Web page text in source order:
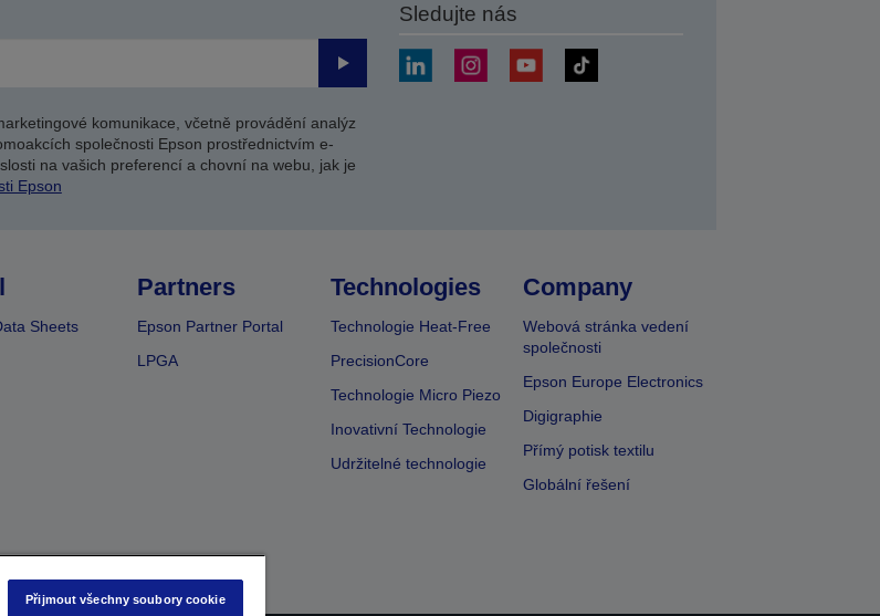
Odeslat
komunikace, včetně provádění analýz
společnosti Epson prostřednictvím e-
na vašich preferencí a chovní na webu, jak je
Epson
Sledujte nás
Sheets
Partners
Epson Partner Portal
LPGA
Technologies
Technologie Heat-Free
PrecisionCore
Technologie Micro Piezo
Inovativní Technologie
Udržitelné technologie
Company
Webová stránka vedení
společnosti
Epson Europe Electronics
Digigraphie
Přímý potisk textilu
Globální řešení
Přijmout všechny soubory cookie